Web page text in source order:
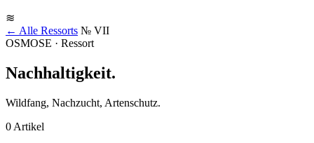
≋
← Alle Ressorts № VII
OSMOSE · Ressort
Nachhaltigkeit.
Wildfang, Nachzucht, Artenschutz.
0 Artikel